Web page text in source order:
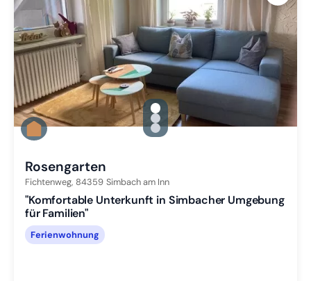
gallery.slide_selector
Zu Slide 1 wechseln
Zu Slide 2 wechseln
Zu Slide 3 wechseln
Rosengarten
Fichtenweg, 84359 Simbach am Inn
"Komfortable Unterkunft in Simbacher Umgebung
für Familien"
Ferienwohnung